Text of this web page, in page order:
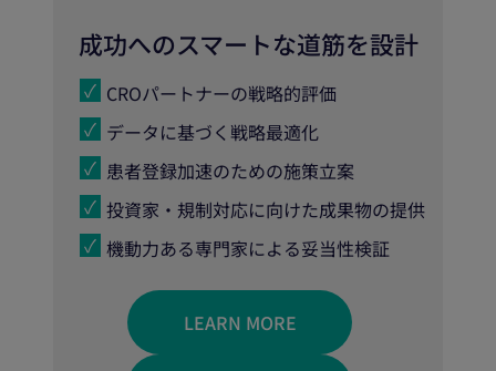
成功へのスマートな道筋を設計
CROパートナーの戦略的評価
データに基づく戦略最適化
患者登録加速のための施策立案
投資家・規制対応に向けた成果物の提供
機動力ある専門家による妥当性検証
LEARN MORE